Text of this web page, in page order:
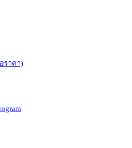
ราคา)